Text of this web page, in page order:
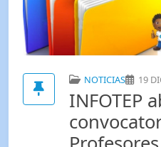
NOTICIAS 19
INFOTEP